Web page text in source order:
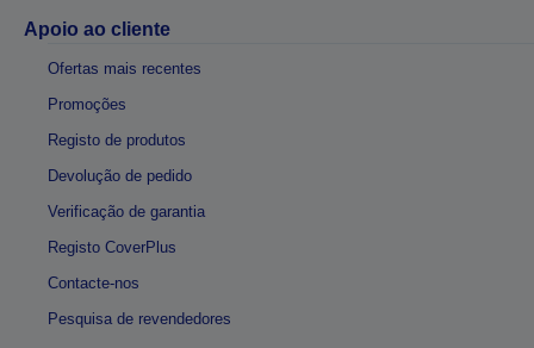
Apoio ao cliente
Ofertas mais recentes
Promoções
Registo de produtos
Devolução de pedido
Verificação de garantia
Registo CoverPlus
Contacte-nos
Pesquisa de revendedores